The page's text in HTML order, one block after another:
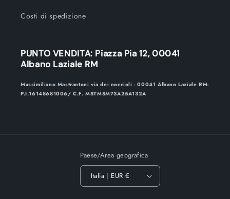
Costi di spedizione
PUNTO VENDITA: Piazza Pia 12, 00041
Albano Laziale RM
Massimiliano Mastrantoni via dei noccioli - 00041 Albano Laziale RM-
P.I.16148681006/ C.F. MSTMSM73A25A132A
Paese/Area geografica
Italia | EUR €